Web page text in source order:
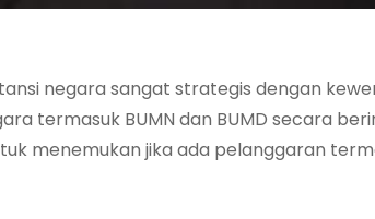
negara sangat strategis dengan
termasuk BUMN dan BUMD secara
menemukan jika ada pelanggaran